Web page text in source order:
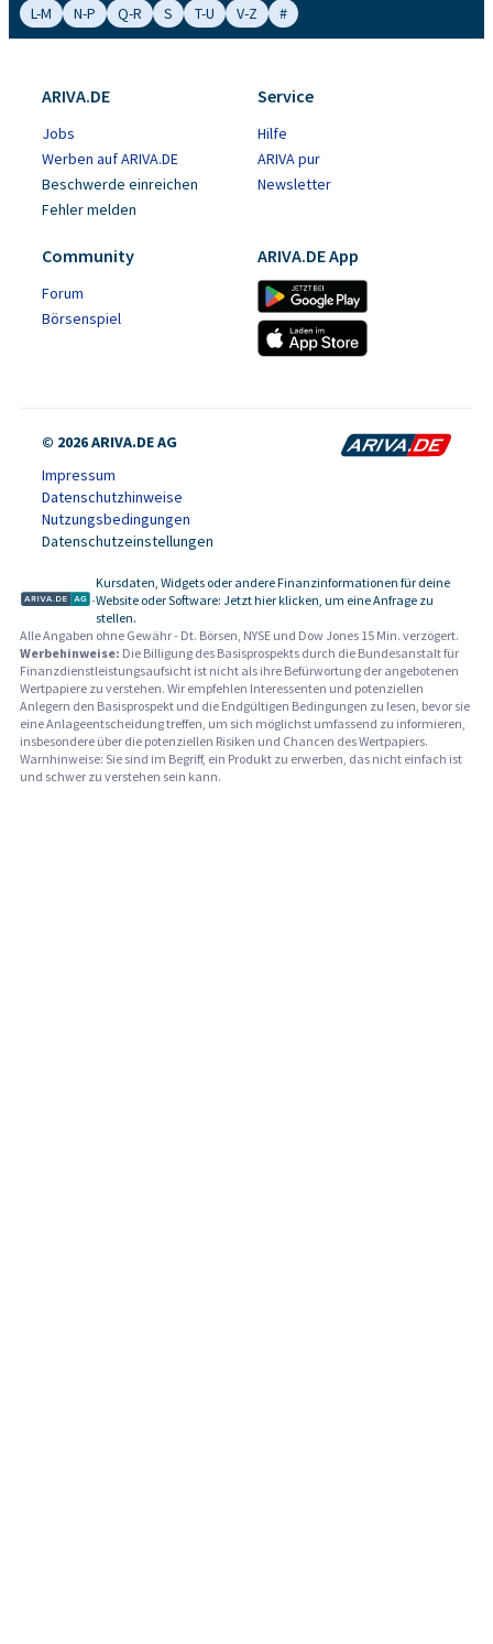
L-M
N-P Q-R S T-U V-Z #
ARIVA.DE
Jobs
Werben auf ARIVA.DE
Beschwerde einreichen
Fehler melden
Service
Hilfe
ARIVA pur
Newsletter
Community
Forum
Börsenspiel
ARIVA.DE App
© 2026 ARIVA.DE AG
Impressum
Datenschutzhinweise
Nutzungsbedingungen
Datenschutzeinstellungen
-
Kursdaten, Widgets oder andere Finanzinformationen für deine
Website oder Software: Jetzt hier klicken, um eine Anfrage zu
stellen.
Alle Angaben ohne Gewähr - Dt. Börsen, NYSE und Dow Jones 15 Min. verzögert.
Werbehinweise: Die Billigung des Basisprospekts durch die Bundesanstalt für
Finanzdienstleistungsaufsicht ist nicht als ihre Befürwortung der angebotenen
Wertpapiere zu verstehen. Wir empfehlen Interessenten und potenziellen
Anlegern den Basisprospekt und die Endgültigen Bedingungen zu lesen, bevor sie
eine Anlageentscheidung treffen, um sich möglichst umfassend zu informieren,
insbesondere über die potenziellen Risiken und Chancen des Wertpapiers.
Warnhinweise: Sie sind im Begriff, ein Produkt zu erwerben, das nicht einfach ist
und schwer zu verstehen sein kann.